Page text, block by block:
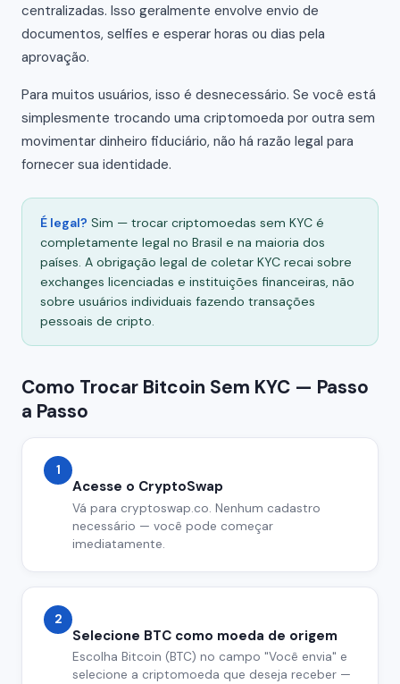
centralizadas. Isso geralmente envolve envio de
documentos, selfies e esperar horas ou dias pela
aprovação.
Para muitos usuários, isso é desnecessário. Se você está
simplesmente trocando uma criptomoeda por outra sem
movimentar dinheiro fiduciário, não há razão legal para
fornecer sua identidade.
É legal? Sim — trocar criptomoedas sem KYC é
completamente legal no Brasil e na maioria dos
países. A obrigação legal de coletar KYC recai sobre
exchanges licenciadas e instituições financeiras, não
sobre usuários individuais fazendo transações
pessoais de cripto.
Como Trocar Bitcoin Sem KYC — Passo
a Passo
1
Acesse o CryptoSwap
Vá para cryptoswap.co. Nenhum cadastro
necessário — você pode começar
imediatamente.
2
Selecione BTC como moeda de origem
Escolha Bitcoin (BTC) no campo "Você envia" e
selecione a criptomoeda que deseja receber —